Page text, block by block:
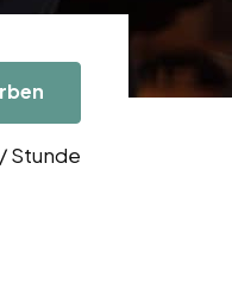
/ Stunde